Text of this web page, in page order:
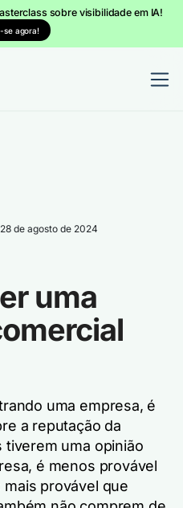
sobre visibilidade em IA!
se agora!
de agosto de 2024
uma
uma empresa, é
a reputação da
tiverem uma opinião
é menos provável
provável que